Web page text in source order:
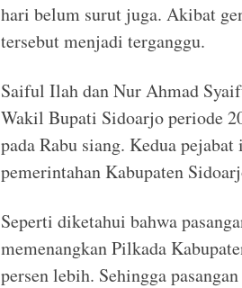
hari belum surut juga. Akibat
tersebut menjadi terganggu.
Saiful Ilah dan Nur Ahmad
Wakil Bupati Sidoarjo periode
pada Rabu siang. Kedua
pemerintahan Kabupaten
Seperti diketahui bahwa
memenangkan Pilkada
persen lebih. Sehingga